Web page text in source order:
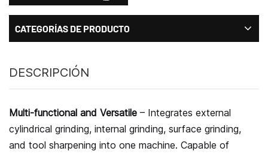
CATEGORÍAS DE PRODUCTO
DESCRIPCIÓN
Multi-functional and Versatile – Integrates external
cylindrical grinding, internal grinding, surface grinding,
and tool sharpening into one machine. Capable of